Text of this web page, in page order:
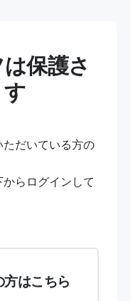
保護さ
だいている方の
らログインして
はこちら